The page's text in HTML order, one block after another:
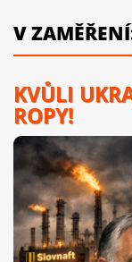
V
KVŮLI
ROPY!